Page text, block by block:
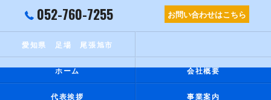
052-760-7255 お問い合わせはこちら
愛知県 足場 尾張旭市
ホーム 会社概要
代表挨拶 事業案内